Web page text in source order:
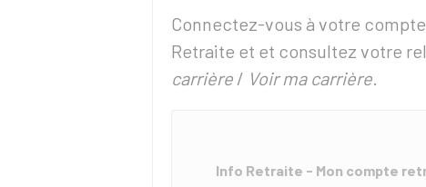
Connectez-vous à votre
Retraite et et consultez votre
carrière / Voir ma carrière.
Info Retraite - Mon compte